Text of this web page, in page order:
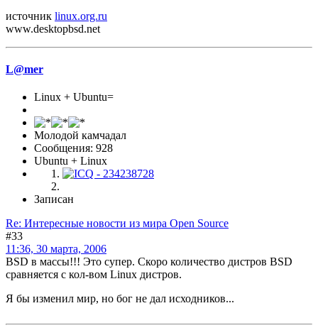
источник linux.org.ru
www.desktopbsd.net
L@mer
Linux + Ubuntu=
Молодой камчадал
Сообщения: 928
Ubuntu + Linux
Записан
Re: Интересные новости из мира Open Source
#33
11:36, 30 марта, 2006
BSD в массы!!! Это супер. Скоро количество дистров BSD
сравняется с кол-вом Linux дистров.
Я бы изменил мир, но бог не дал исходников...